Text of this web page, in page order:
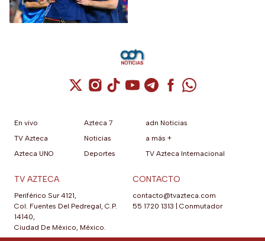
Cuenta de X / Twitter (se abre en una
Cuenta de Instagram (se abre en una
Cuenta de TikTok (se abre en
Cuenta de YouTube (se abre
Cuenta de Telegram (se
Cuenta de
Cuenta de
En vivo
TV Azteca
Azteca UNO
Azteca 7
Noticias
Deportes
adn Noticias
a más +
TV Azteca Internacional
TV AZTECA
Periférico Sur 4121,
Col. Fuentes Del Pedregal, C.P.
14140,
Ciudad De México, México.
CONTACTO
contacto@tvazteca.com
55 1720 1313
Conmutador